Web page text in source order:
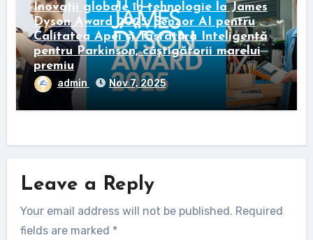
Inovații globale în tehnologie la James
Dyson Award 2025: Senzor AI pentru
Calitatea Apei și Tastatura Inteligentă
pentru Parkinson, câștigătorii marelui
premiu
admin Nov 7, 2025
Leave a Reply
Your email address will not be published. Required
fields are marked *